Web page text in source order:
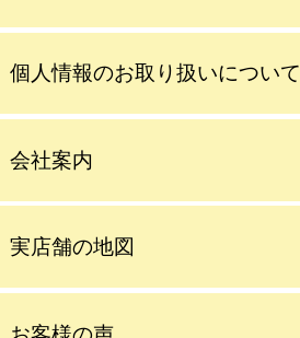
個人情報のお取り扱いについて
会社案内
実店舗の地図